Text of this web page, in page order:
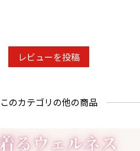
レビューを投稿
このカテゴリの他の商品